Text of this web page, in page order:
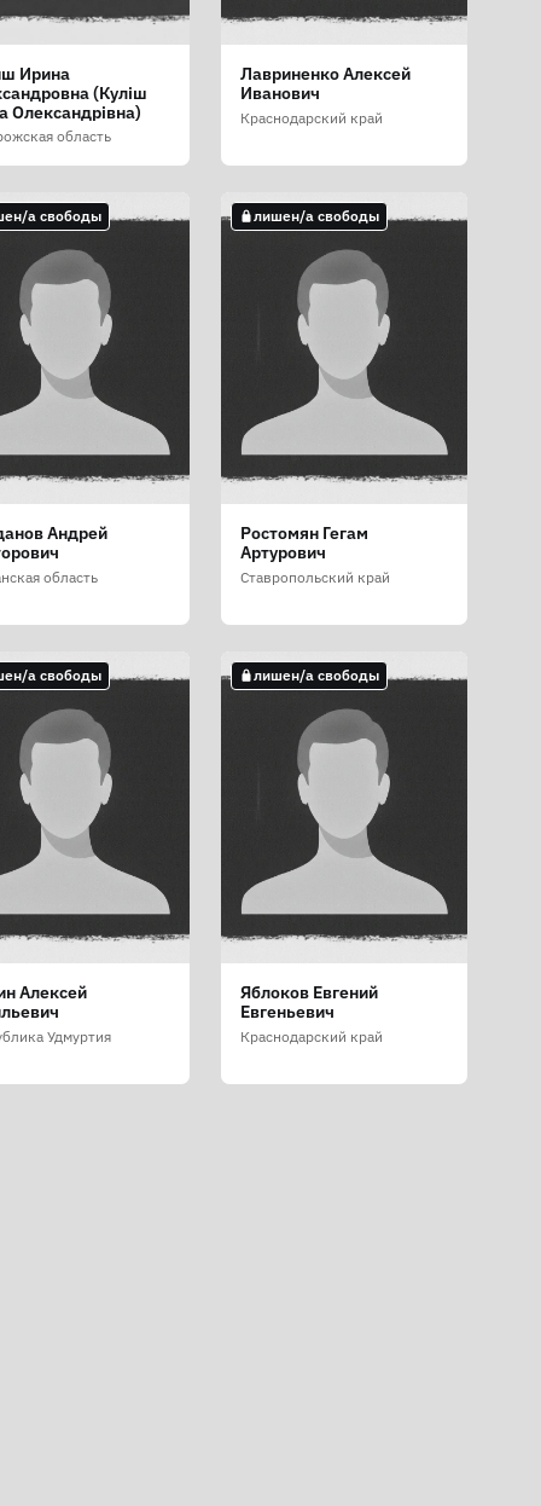
Ирина
(Куліш
Олександрівна)
область
Лавриненко Алексей
Иванович
Краснодарский край
а свободы
Андрей
область
лишен/а свободы
Ростомян Гегам
Артурович
Ставропольский край
а свободы
Алексей
Удмуртия
лишен/а свободы
Яблоков Евгений
Евгеньевич
Краснодарский край